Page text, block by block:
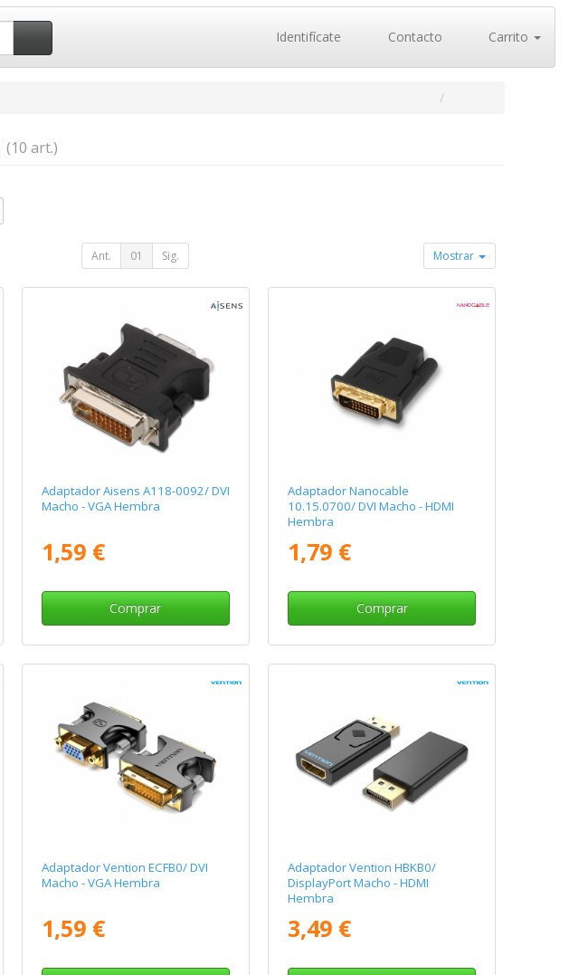
Identifícate Contacto Carrito
(10 art.)
Ant. 01 Sig. Mostrar
Adaptador Aisens A118-0092/ DVI
Macho - VGA Hembra
1,59 €
Comprar
Adaptador Nanocable
10.15.0700/ DVI Macho - HDMI
Hembra
1,79 €
Comprar
Adaptador Vention ECFB0/ DVI
Macho - VGA Hembra
1,59 €
Adaptador Vention HBKB0/
DisplayPort Macho - HDMI
Hembra
3,49 €